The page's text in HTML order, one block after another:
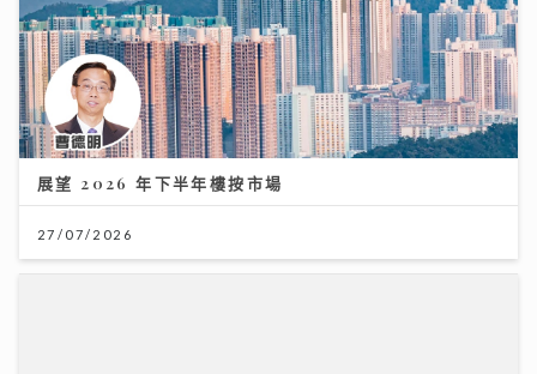
展望 2026 年下半年樓按市場
27/07/2026